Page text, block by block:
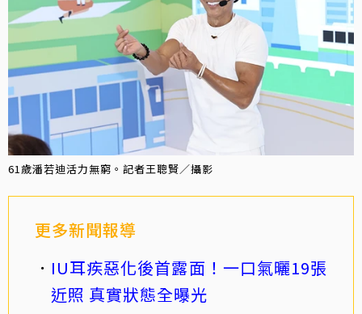
61歲潘若迪活力無窮。記者王聰賢／攝影
更多新聞報導
IU耳疾惡化後首露面！一口氣曬19張
近照 真實狀態全曝光